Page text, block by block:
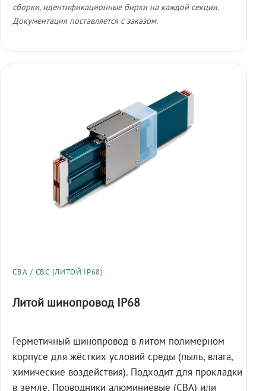
сборки, идентификационные бирки на каждой секции.
Документация поставляется с заказом.
СВА / СВС (ЛИТОЙ IP68)
Литой шинопровод IP68
Герметичный шинопровод в литом полимерном
корпусе для жёстких условий среды (пыль, влага,
химические воздействия). Подходит для прокладки
в земле. Проводники алюминиевые (СВА) или